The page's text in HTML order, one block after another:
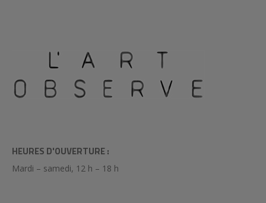
HEURES D'OUVERTURE :
Mardi – samedi, 12 h – 18 h